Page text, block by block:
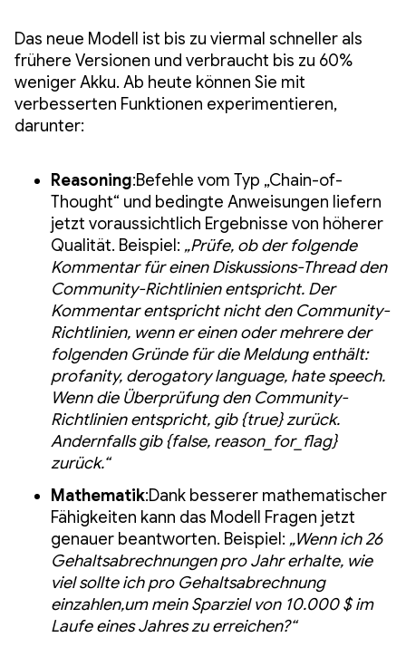
Das neue Modell ist bis zu viermal schneller als
frühere Versionen und verbraucht bis zu 60%
weniger Akku. Ab heute können Sie mit
verbesserten Funktionen experimentieren,
darunter:
Reasoning:Befehle vom Typ „Chain-of-
Thought“ und bedingte Anweisungen liefern
jetzt voraussichtlich Ergebnisse von höherer
Qualität. Beispiel: „Prüfe, ob der folgende
Kommentar für einen Diskussions-Thread den
Community-Richtlinien entspricht. Der
Kommentar entspricht nicht den Community-
Richtlinien, wenn er einen oder mehrere der
folgenden Gründe für die Meldung enthält:
profanity, derogatory language, hate speech.
Wenn die Überprüfung den Community-
Richtlinien entspricht, gib {true} zurück.
Andernfalls gib {false, reason_for_flag}
zurück.“
Mathematik:Dank besserer mathematischer
Fähigkeiten kann das Modell Fragen jetzt
genauer beantworten. Beispiel: „Wenn ich 26
Gehaltsabrechnungen pro Jahr erhalte, wie
viel sollte ich pro Gehaltsabrechnung
einzahlen,um mein Sparziel von 10.000 $ im
Laufe eines Jahres zu erreichen?“